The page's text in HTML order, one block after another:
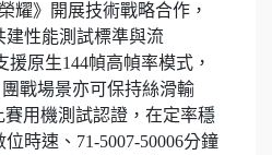
耀》開展技術戰略合作，
性能測試標準與流
援原生144幀高幀率模式，
戰場景亦可保持絲滑輸
用機測試認證，在定率穩
時速、71-5007-50006分鐘